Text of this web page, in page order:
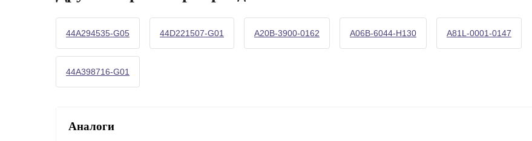
44A294535-G05 44D221507-G01 A20B-3900-0162 A06B-6044-H130 A81L-0001-0147
44A398716-G01
Аналоги